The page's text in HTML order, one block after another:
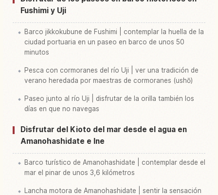
Fushimi y Uji
Barco jikkokubune de Fushimi | contemplar la huella de la
ciudad portuaria en un paseo en barco de unos 50
minutos
Pesca con cormoranes del río Uji | ver una tradición de
verano heredada por maestras de cormoranes (ushō)
Paseo junto al río Uji | disfrutar de la orilla también los
días en que no navegas
Disfrutar del Kioto del mar desde el agua en
Amanohashidate e Ine
Barco turístico de Amanohashidate | contemplar desde el
mar el pinar de unos 3,6 kilómetros
Lancha motora de Amanohashidate | sentir la sensación